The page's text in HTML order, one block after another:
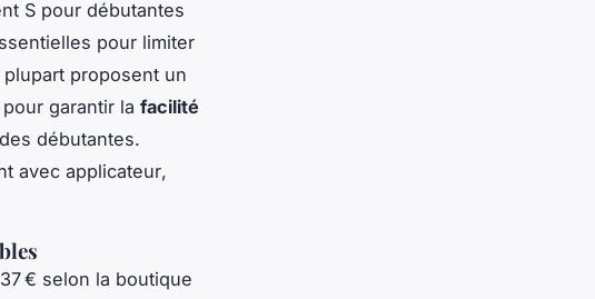
S pour débutantes
pour limiter
proposent un
garantir la facilité
débutantes.
avec applicateur,
€ selon la boutique